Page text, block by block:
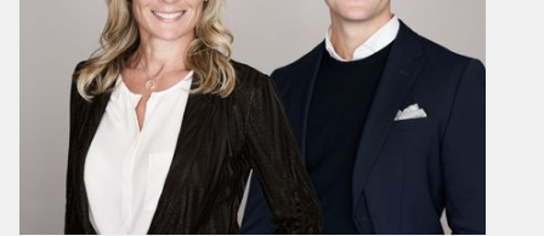
anden sal med 2,30 meter til højeste loftspunkt, der dog ikke er
med i BBR. Her kan man indrette kontor, legeværelse eller
gæsterum. Kælderen rummer det andet badeværelse, et
bryggers med vaskefaciliteter og flere disponible rum. Der er
indgang til kælderen udefra. Man kan eventuelt renovere den til
en lækker teenageafdeling eller en etage med hjemmekontorer,
træningsrum og måske endda vinkælder eller viktualierum.